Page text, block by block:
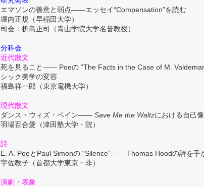
エマソンの善意と弱点——エッセイ“Compensation”を読む
堀内正規（早稲田大学）
司会：折島正司（青山学院大学名誉教授）
分科会
近代散文
死を見ること—— Poeの “The Facts in the Case of M.
シック美学の変容
福島祥一郎（東京電機大学）
現代散文
ダンス・ウィズ・ペイン—— Save Me the Waltzにおける自己
羽場百合愛（津田塾大学・院）
詩
E. A. PoeとPaul Simonの “Silence”—— Thomas Hoodの詩を手
宇佐教子（首都大学東京・非）
演劇・表象